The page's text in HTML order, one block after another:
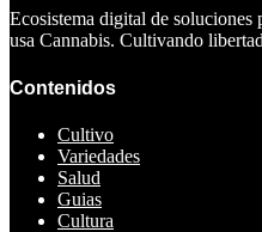
Ecosistema digital de soluciones
usa Cannabis. Cultivando
Contenidos
Cultivo
Variedades
Salud
Guias
Cultura